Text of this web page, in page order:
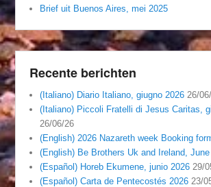
Brief uit Buenos Aires, mei 2025
Recente berichten
(Italiano) Diario Italiano, giugno 2026 26/
(Italiano) Piccoli Fratelli di Jesus Caritas,
26/06/26
(English) 2026 Nazareth week Booking
(English) Be Brothers Uk and Ireland,
(Español) Horeb Ekumene, junio 2026 29/
(Español) Carta de Pentecostés 2026 23/